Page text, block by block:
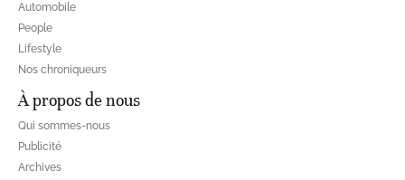
Automobile
People
Lifestyle
Nos chroniqueurs
À propos de nous
Qui sommes-nous
Publicité
Archives